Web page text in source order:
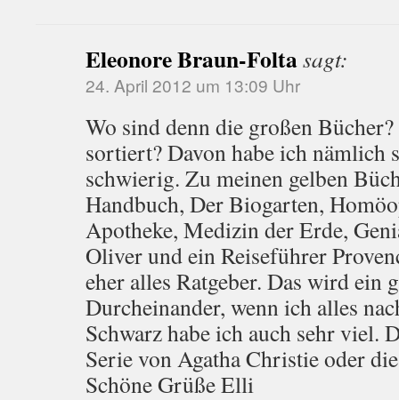
Eleonore Braun-Foltasagt:
24. April 2012 um 13:09 Uhr
Wo sind denn die großen
sortiert? Davon habe ich nämlich
schwierig. Zu meinen gelben
Handbuch, Der Biogarten,
Apotheke, Medizin der Erde,
Oliver und ein Reiseführer
eher alles Ratgeber. Das wird ein
Durcheinander, wenn ich alles
Schwarz habe ich auch sehr viel.
Serie von Agatha Christie oder
Schöne Grüße Elli